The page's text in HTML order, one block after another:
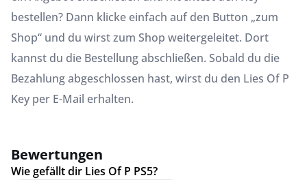
bestellen? Dann klicke einfach auf den Button „zum
Shop“ und du wirst zum Shop weitergeleitet. Dort
kannst du die Bestellung abschließen. Sobald du die
Bezahlung abgeschlossen hast, wirst du den Lies Of P
Key per E-Mail erhalten.
Bewertungen
Wie gefällt dir Lies Of P PS5?